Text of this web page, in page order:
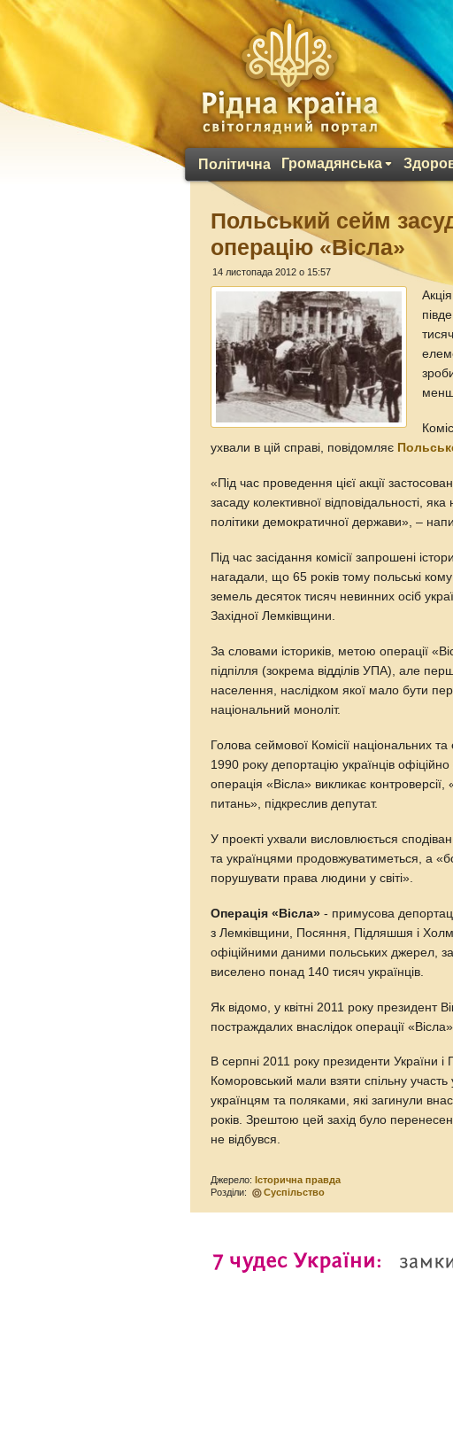
Політична Громадянська
Польський сейм
операцію «Вісла»
14 листопада 2012 о 15:57
ухвали в цій справі, повідомляє
«Під час проведення цієї акції
засаду колективної відповідальності,
політики демократичної держави», –
Під час засідання комісії запрошені
нагадали, що 65 років тому польські
земель десяток тисяч невинних осіб
Західної Лемківщини.
За словами істориків, метою операції
підпілля (зокрема відділів УПА), але
населення, наслідком якої мало бути
національний моноліт.
Голова сеймової Комісії національних
1990 року депортацію українців
операція «Вісла» викликає
питань», підкреслив депутат.
У проекті ухвали висловлюється
та українцями продовжуватиметься, а
порушувати права людини у світі».
Операція «Вісла» - примусова
з Лемківщини, Посяння, Підляшшя і
офіційними даними польських джерел,
виселено понад 140 тисяч українців.
Як відомо, у квітні 2011 року президент
постраждалих внаслідок операції «Вісла».
В серпні 2011 року президенти України і
Коморовський мали взяти спільну участь
українцям та поляками, які загинули
років. Зрештою цей захід було
не відбувся.
Джерело: Історична правда
Розділи:
Суспільство